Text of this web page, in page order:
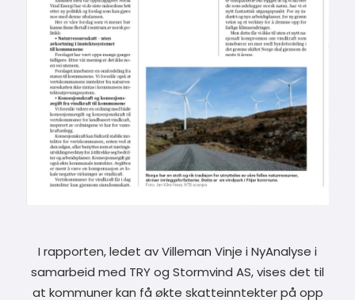
I rapporten, ledet av Villeman Vinje i NyAnalyse i
samarbeid med TRY og Stormvind AS, vises det til
at kommuner kan få økte skatteinntekter på opp